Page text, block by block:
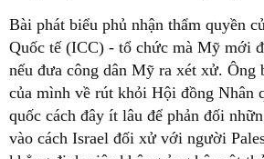
Bài phát biểu phủ nhận thẩm quyền
Quốc tế (ICC) - tổ chức mà Mỹ mới
nếu đưa công dân Mỹ ra xét xử. Ông
của mình về rút khỏi Hội đồng Nhân
quốc cách đây ít lâu để phản đối
vào cách Israel đối xử với người